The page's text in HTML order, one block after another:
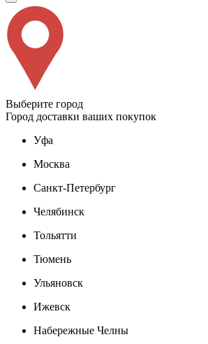
Выберите город
Город доставки ваших покупок
Уфа
Москва
Санкт-Петербург
Челябинск
Тольятти
Тюмень
Ульяновск
Ижевск
Набережные Челны